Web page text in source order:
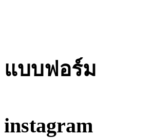
แบบฟอร์ม
instagram